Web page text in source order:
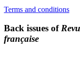
Terms and conditions
Back issues of
française